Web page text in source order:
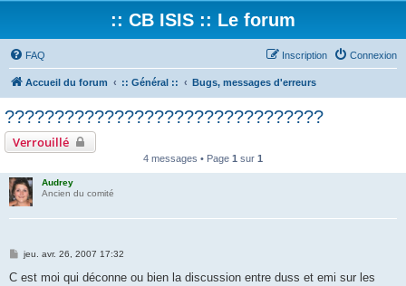
:: CB ISIS :: Le forum
FAQ Connexion
Inscription
Accueil du forum :: Général :: Bugs, messages d'erreurs
????????????????????????????????
Verrouillé
4 messages • Page 1 sur 1
Audrey
Ancien du comité
M
s
jeu. avr. 26, 2007 17:32
C est moi qui déconne ou bien la discussion entre duss et emi sur les